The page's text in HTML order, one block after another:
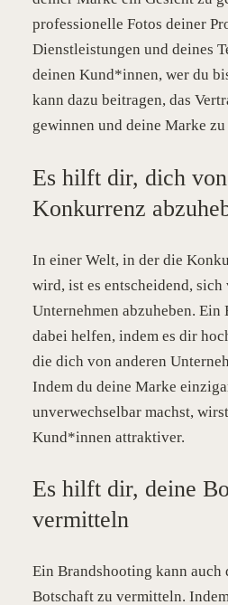
professionelle Fotos deiner
Dienstleistungen und deines
deinen Kund*innen, wer du
kann dazu beitragen, das
gewinnen und deine Marke zu
Es hilft dir, dich
Konkurrenz
In einer Welt, in der die
wird, ist es entscheidend, sich
Unternehmen abzuheben.
dabei helfen, indem es dir
die dich von anderen
Indem du deine Marke
unverwechselbar machst,
Kund*innen attraktiver.
Es hilft dir, deine
vermitteln
Ein Brandshooting kann auch
Botschaft zu vermitteln.